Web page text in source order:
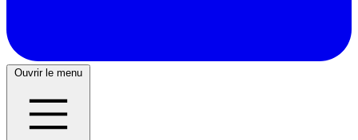
Ouvrir le menu